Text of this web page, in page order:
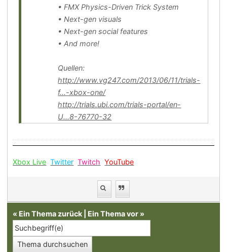
• FMX Physics-Driven Trick System
• Next-gen visuals
• Next-gen social features
• And more!
Quellen:
http://www.vg247.com/2013/06/11/trials-
f...-xbox-one/
http://trials.ubi.com/trials-portal/en-
U...8-76770-32
Xbox Live Twitter Twitch YouTube
« Ein Thema zurück Ein Thema vor »